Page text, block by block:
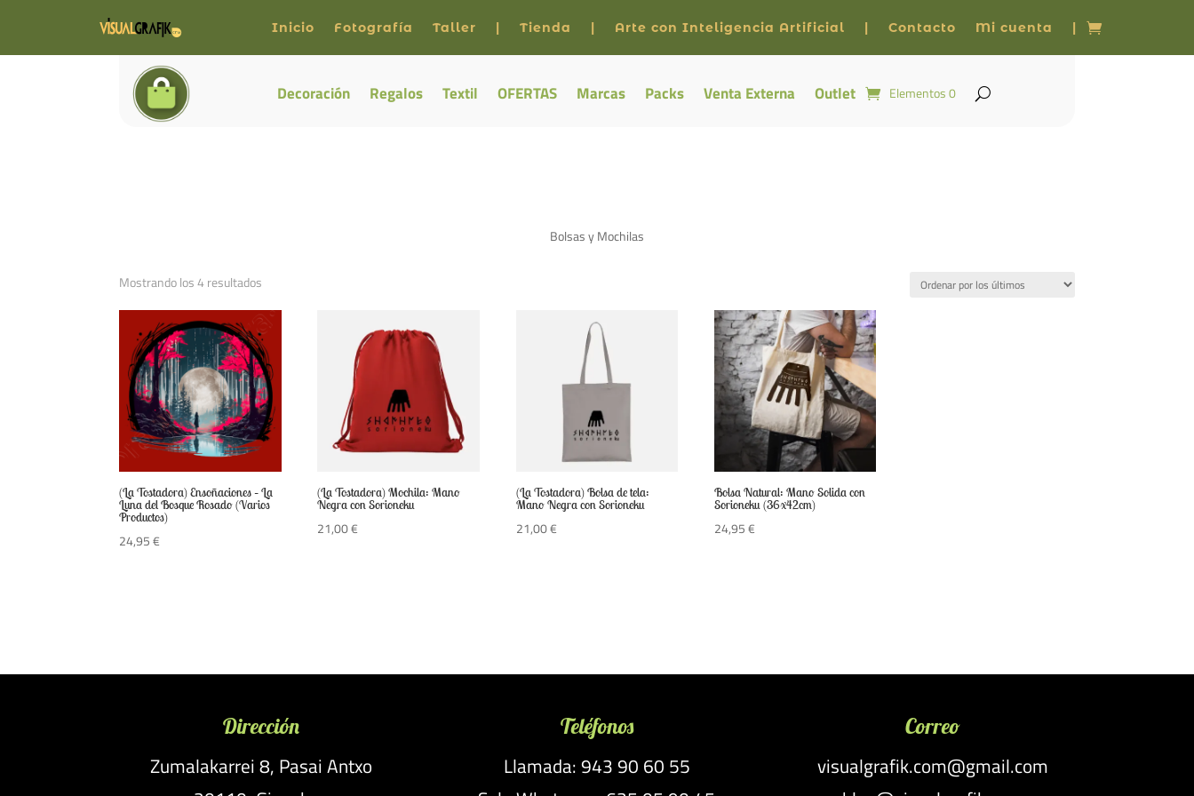
Inicio Fotografía Taller | Tienda | Arte con Inteligencia Artificial | Contacto Mi cuenta |
Decoración Regalos Textil OFERTAS Marcas Packs Venta Externa Outlet Elementos 0
Bolsas y Mochilas
Mostrando los 4 resultados
los
últimos
(La Tostadora) Ensoñaciones – La
Luna del Bosque Rosado (Varios
Productos)
24,95€
(La Tostadora) Mochila: Mano
Negra con Sorioneku
21,00€
(La Tostadora) Bolsa de tela:
Mano Negra con Sorioneku
21,00€
Bolsa Natural: Mano Solida con
Sorioneku (36x42cm)
24,95€
Dirección
Zumalakarrei 8, Pasai Antxo
Teléfonos
Llamada: 943 90 60 55
Correo
visualgrafik.com@gmail.com